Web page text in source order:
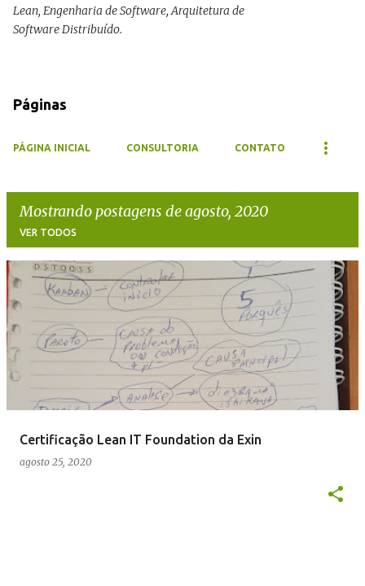
Lean, Engenharia de Software, Arquitetura de
Software Distribuído.
Páginas
PÁGINA INICIAL CONSULTORIA CONTATO
Mostrando postagens de agosto, 2020
VER TODOS
o
s
t
a
Certificação Lean IT Foundation da Exin
agosto 25, 2020